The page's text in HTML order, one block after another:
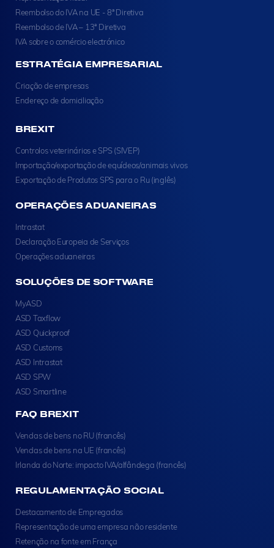
Reembolso do IVA na UE - 8ª Diretiva
Reembolso de IVA – 13ª Diretiva
IVA sobre o comércio electrónico
ESTRATÉGIA EMPRESARIAL
Criação de empresas
Endereço de domiciliação
BREXIT
Controlos veterinários e SPS (SIVEP)
Importação/exportação de equídeos/animais vivos
Exportação de Produtos SPS para o Ru (inglês)
OPERAÇÕES ADUANEIRAS
Intrastat
Declaração Europeia de Serviços
Operações aduaneiras
SOLUÇÕES DE SOFTWARE
MyASD
ASD Taxflow
ASD Quickproof
ASD Customs
ASD Intrastat
ASD SPW
ASD Smartline
FAQ BREXIT
Vendas de bens no RU (francês)
Vendas de bens na UE (francês)
Irlanda do Norte: impacto IVA/alfândega (francês)
REGULAMENTAÇÃO SOCIAL
Destacamento de Empregados
Representação de uma empresa não residente
Retenção na fonte em França